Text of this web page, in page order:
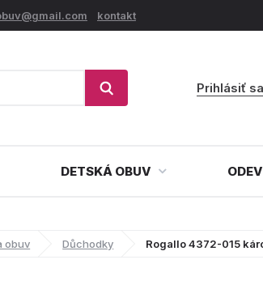
kontakt
Prihlásiť sa
DETSKÁ OBUV
obuv Důchodky Rogallo 4372-015